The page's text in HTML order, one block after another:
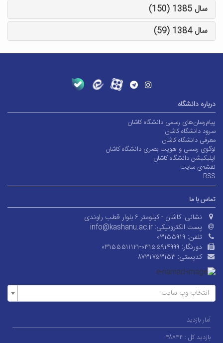
سال 1385 (150)
سال 1384 (59)
درباره دانشگاه
پیام‌رسان‌های رسمی دانشگاه کاشان
سرود دانشگاه کاشان
معرفی دانشگاه کاشان
لوگوی رسمی و هویت بصری دانشگاه کاشان
اپلیکیشن دانشگاه کاشان
نقشه‌ی سایت
RSS
تماس با ما
نشانی: کاشان - کیلومتر ۶ بلوار قطب راوندی
پست الکترونیکی: info@kashanu.ac.ir
تلفن: ۰۳۱۵۵۹۱۹
دورنگار: ۰۳۱۵۵۵۱۱۱۲۱-۰۳۱۵۵۹۱۴۹۹۹
کدپستی: ۸۷۳۱۷۵۳۱۵۳
انتخاب وب سایت
آمار بازدید
بازدید کل : ۴۸۸۴۴